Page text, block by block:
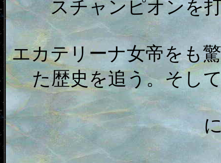
スチャンピオンを
エカテリーナ女帝をも
た歴史を追う。そし